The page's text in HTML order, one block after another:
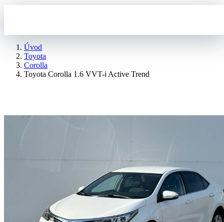
Úvod
Toyota
Corolla
Toyota Corolla 1.6 VVT-i Active Trend